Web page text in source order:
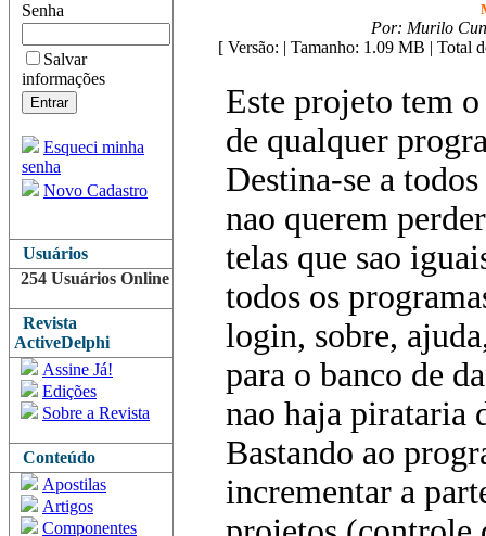
Senha
Salvar
informações
Esqueci minha
senha
Novo Cadastro
Usuários
254 Usuários Online
Revista
ActiveDelphi
Assine Já!
Edições
Sobre a Revista
Conteúdo
Apostilas
Artigos
Componentes
Por: Murilo
[ Versão: | Tamanho: 1.09 MB | Total
Este projeto tem
de qualquer
Destina-se a
nao querem
telas que sao
todos os
login, sobre,
para o banco de
nao haja pirataria
Bastando ao
incrementar a